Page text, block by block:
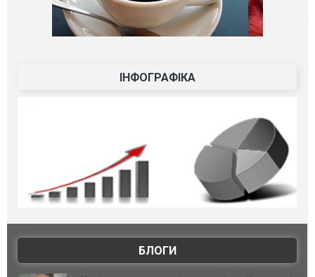
ІНФОГРАФІКА
БЛОГИ